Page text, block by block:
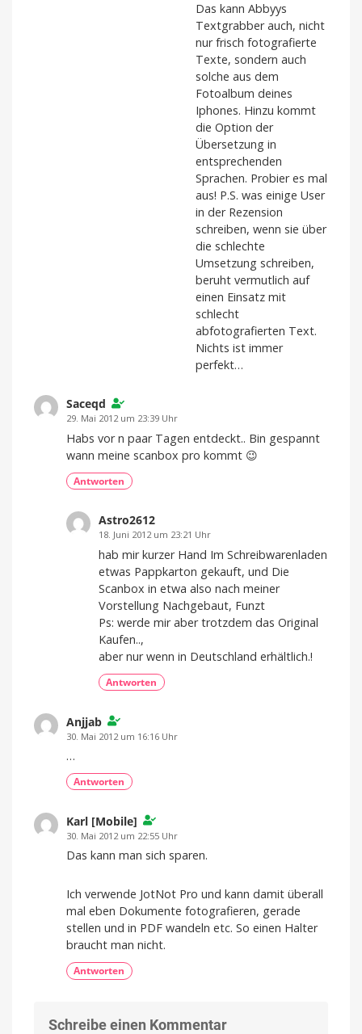
Das kann Abbyys
Textgrabber auch, nicht
nur frisch fotografierte
Texte, sondern auch
solche aus dem
Fotoalbum deines
Iphones. Hinzu kommt
die Option der
Übersetzung in
entsprechenden
Sprachen. Probier es mal
aus! P.S. was einige User
in der Rezension
schreiben, wenn sie über
die schlechte
Umsetzung schreiben,
beruht vermutlich auf
einen Einsatz mit
schlecht
abfotografierten Text.
Nichts ist immer
perfekt…
Saceqd
29. Mai 2012 um 23:39 Uhr
Habs vor n paar Tagen entdeckt.. Bin gespannt
wann meine scanbox pro kommt 😉
Antworten
Astro2612
18. Juni 2012 um 23:21 Uhr
hab mir kurzer Hand Im Schreibwarenladen
etwas Pappkarton gekauft, und Die
Scanbox in etwa also nach meiner
Vorstellung Nachgebaut, Funzt
Ps: werde mir aber trotzdem das Original
Kaufen..,
aber nur wenn in Deutschland erhältlich.!
Antworten
Anjjab
30. Mai 2012 um 16:16 Uhr
…
Antworten
Karl [Mobile]
30. Mai 2012 um 22:55 Uhr
Das kann man sich sparen.
Ich verwende JotNot Pro und kann damit überall
mal eben Dokumente fotografieren, gerade
stellen und in PDF wandeln etc. So einen Halter
braucht man nicht.
Antworten
Schreibe einen Kommentar